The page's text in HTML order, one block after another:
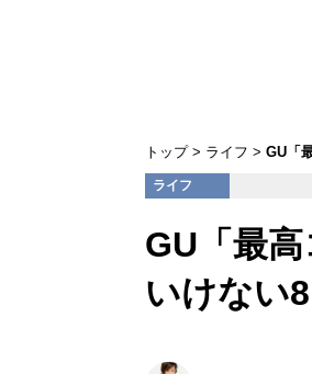
トップ ライフ GU「
ライフ
GU「最
いけない